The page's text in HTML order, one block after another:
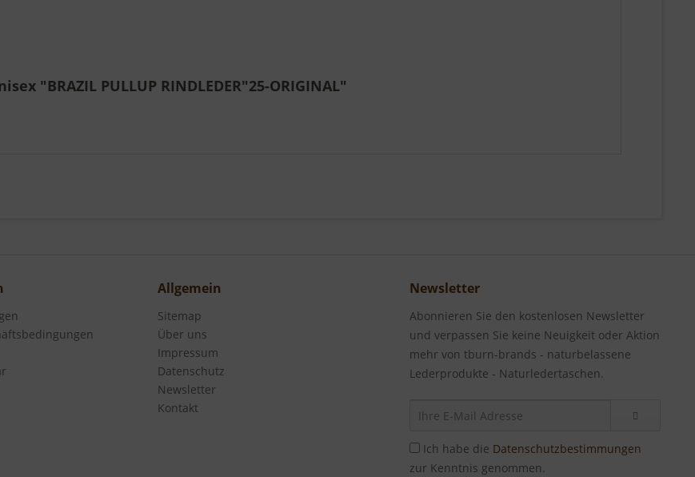
"BRAZIL PULLUP RINDLEDER"25-ORIGINAL"
Allgemein
Sitemap
Über uns
Impressum
Datenschutz
Newsletter
Kontakt
Newsletter
Abonnieren Sie den kostenlosen Newsletter
und verpassen Sie keine Neuigkeit oder Aktion
mehr von tburn-brands - naturbelassene
Lederprodukte - Naturledertaschen.
Ich habe die Datenschutzbestimmungen
zur Kenntnis genommen.